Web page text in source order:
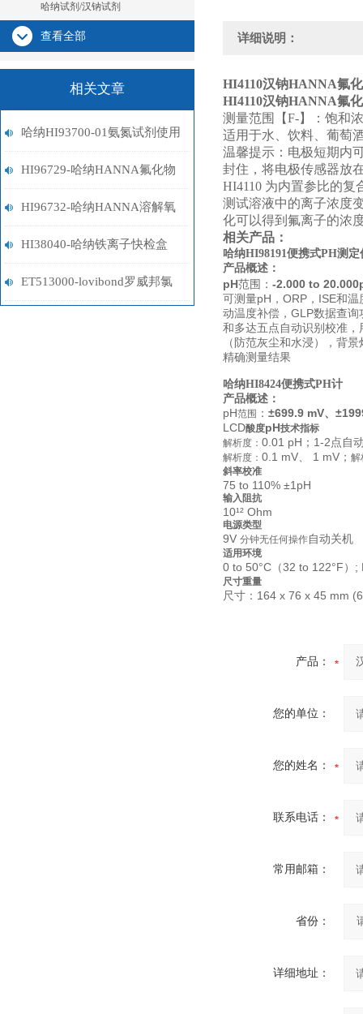
哈纳试剂/汉钠试剂
查看全部
相关文章
哈纳HI93700-01氨氮试剂使用
指南
HI96729-哈纳HANNA氟化物
离子计
HI96732-哈纳HANNA溶解氧
比色计
HI38040-哈纳铁离子快检盒
ET513000-lovibond罗威邦氯
详细说明：
HI4110汉钠HANNA氟
HI4110汉钠HANNA氟
测量范围【F-】：饱和
适用于水、饮料、葡萄
温馨提示：电极短期内
封住，将电极传感器放
HI4110 为内置参比的
测试溶液中的离子浓度
化可以得到氟离子的浓
相关产品：
哈纳HI98191便携式PH测定
产品概述：
pH范围： -2.000 to
可测量pH，ORP，ISE和温
动温度补偿， GLP数据查询
和多达五点自动识别校准
（防范灰尘和水浸），背
精确测量结果
哈纳HI8424便携式PH计
产品概述：
pH范围 ： ±699.9 mV、
LCD酸度pH技术指标
解析度： 0.01 pH； 1-2点自
解析度： 0.1 mV、 1 mV； 解
斜率校准
75 to 110% ±1pH
输入阻抗
10¹² Ohm
电源类型
9V 分钟无任何操作自动关机
适用环境
0 to 50°C（32 to 122°F）;
尺寸重量
尺寸 ：164 x 76 x 45 mm
产品：
您的单位：
您的姓名：
联系电话：
常用邮箱：
省份：
详细地址：